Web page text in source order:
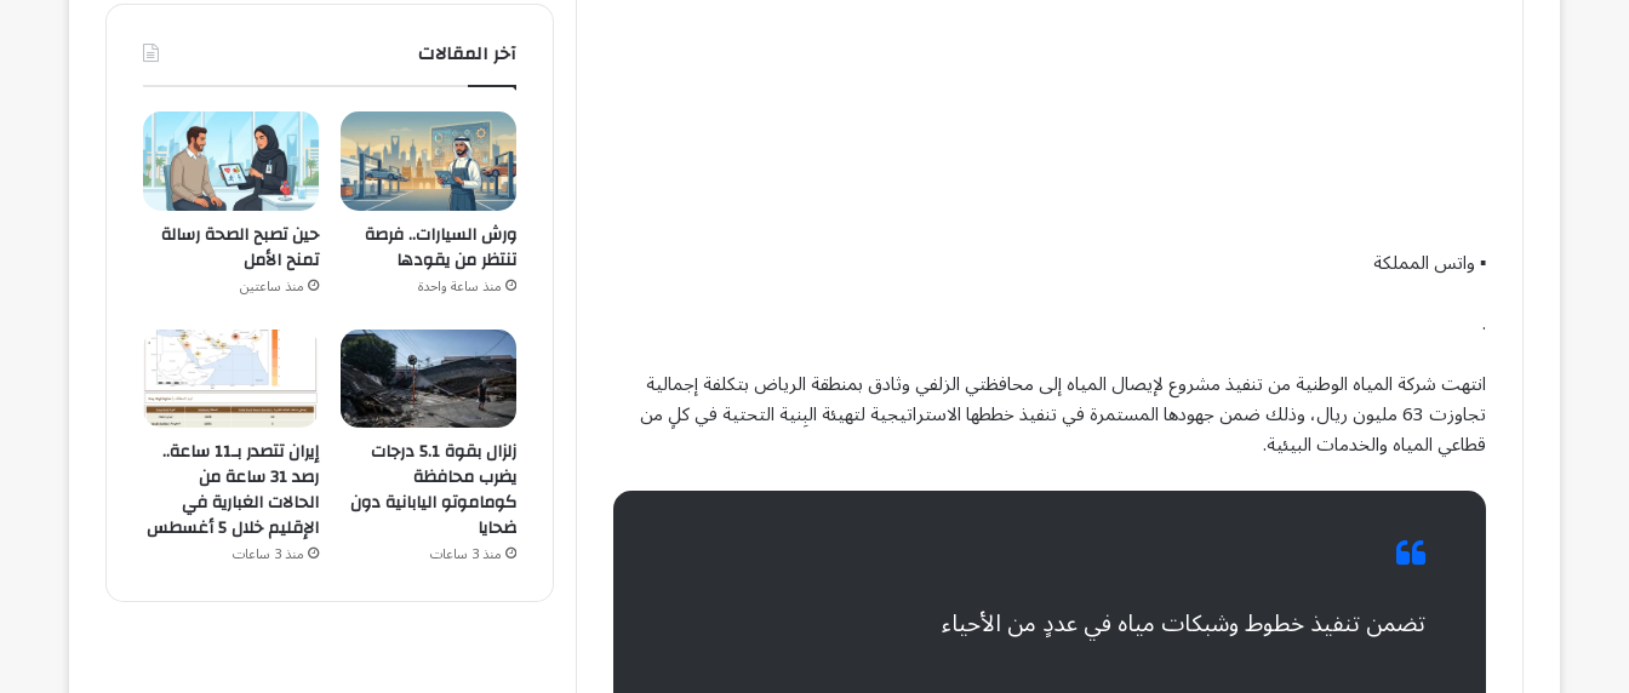
▪︎ واتس المملكة
.
انتهت شركة المياه الوطنية من تنفيذ مشروع لإيصال المياه إلى محافظتي الزلفي وثادق بمنطقة الرياض بتكلفة إجمالية
تجاوزت 63 مليون ريال، وذلك ضمن جهودها المستمرة في تنفيذ خططها الاستراتيجية لتهيئة البِنية التحتية في كلٍ من
قطاعي المياه والخدمات البيئية.
تضمن تنفيذ خطوط وشبكات مياه في عددٍ من الأحياء
آخر المقالات
ورش السيارات.. فرصة
تنتظر من يقودها
منذ ساعة واحدة
حين تصبح الصحة رسالة
تمنح الأمل
منذ ساعتين
زلزال بقوة 5.1 درجات
يضرب محافظة
كوماموتو اليابانية دون
ضحايا
منذ 3 ساعات
إيران تتصدر بـ11 ساعة..
رصد 31 ساعة من
الحالات الغبارية في
الإقليم خلال 5 أغسطس
منذ 3 ساعات